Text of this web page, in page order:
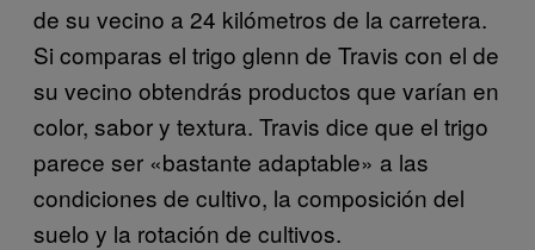
de su vecino a 24 kilómetros de la carretera.
Si comparas el trigo glenn de Travis con el de
su vecino obtendrás productos que varían en
color, sabor y textura. Travis dice que el trigo
parece ser «bastante adaptable» a las
condiciones de cultivo, la composición del
suelo y la rotación de cultivos.